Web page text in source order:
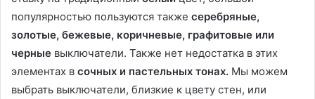
популярностью пользуются также серебряные,
золотые, бежевые, коричневые, графитовые или
черные выключатели. Также нет недостатка в этих
элементах в сочных и пастельных тонах. Мы можем
выбрать выключатели, близкие к цвету стен, или